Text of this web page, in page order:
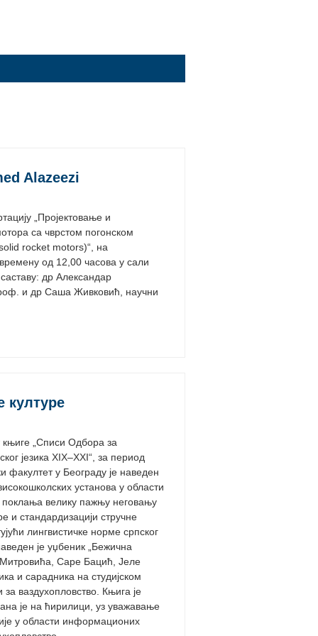
Alazeezi
„Пројектовање и
са чврстом погонском
rocket motors)“, на
од 12,00 часова у сали
др Александар
и др Саша Живковић, научни
културе
књиге „Списи Одбора за
језика XIX–XXI“, за период
у Београду је наведен
установа у области
поклања велику пажњу неговању
и стандардизацији стручне
лингвистичке норме српског
је уџбеник „Бежична
Митровића, Саре Бацић, Јеле
и сарадника на студијском
ваздухопловство. Књига је
је на ћирилици, уз уважавање
у области информационих